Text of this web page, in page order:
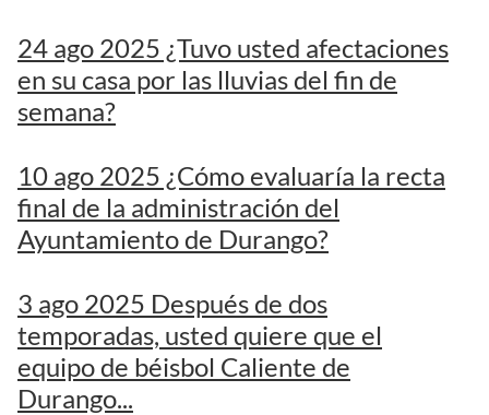
24 ago 2025 ¿Tuvo usted afectaciones
en su casa por las lluvias del fin de
semana?
10 ago 2025 ¿Cómo evaluaría la recta
final de la administración del
Ayuntamiento de Durango?
3 ago 2025 Después de dos
temporadas, usted quiere que el
equipo de béisbol Caliente de
Durango...